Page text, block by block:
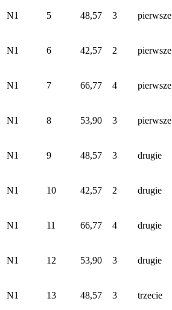
N1 5 48,57 3 pierwsze
N1 6 42,57 2 pierwsze
N1 7 66,77 4 pierwsze
N1 8 53,90 3 pierwsze
N1 9 48,57 3 drugie
N1 10 42,57 2 drugie
N1 11 66,77 4 drugie
N1 12 53,90 3 drugie
N1 13 48,57 3 trzecie